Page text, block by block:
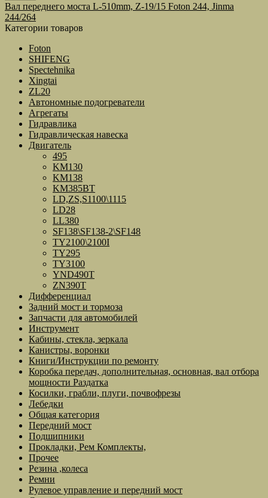
Вал переднего моста L-510mm, Z-19/15 Foton 244, Jinma
244/264
Категории товаров
Foton
SHIFENG
Spectehnika
Xingtai
ZL20
Автономные подогреватели
Агрегаты
Гидравлика
Гидравлическая навеска
Двигатель
495
KM130
KM138
KM385BT
LD,ZS,S1100\1115
LD28
LL380
SF138\SF138-2\SF148
TY2100\2100I
TY295
TY3100
YND490T
ZN390T
Дифференциал
Задний мост и тормоза
Запчасти для автомобилей
Инструмент
Кабины, стекла, зеркала
Канистры, воронки
Книги/Инструкции по ремонту
Коробка передач, дополнительная, основная, вал отбора
мощности Раздатка
Косилки, грабли, плуги, почвофрезы
Лебедки
Общая категория
Передний мост
Подшипники
Прокладки, Рем Комплекты,
Прочее
Резина ,колеса
Ремни
Рулевое управление и передний мост